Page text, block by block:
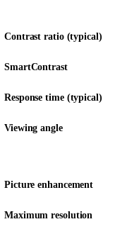
Contrast ratio (typical)
SmartContrast
Response time (typical)
Viewing angle
Picture enhancement
Maximum resolution